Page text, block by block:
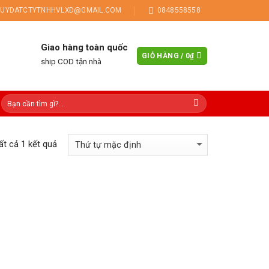
0848558558
Giao hàng toàn quốc
ship COD tận nhà
GIỎ HÀNG / 0₫
cả 1 kết quả